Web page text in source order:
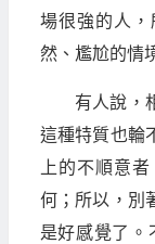
場很強的人
然、尷尬的情
有人說，
這種特質也輪
上的不順意
何；所以，別
是好感覺了。